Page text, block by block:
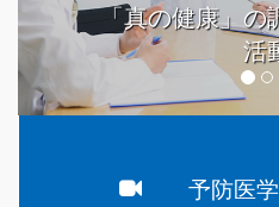
「真の健康」の
活
予防医